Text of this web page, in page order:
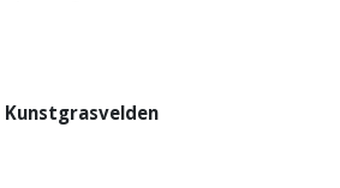
Kunstgrasvelden